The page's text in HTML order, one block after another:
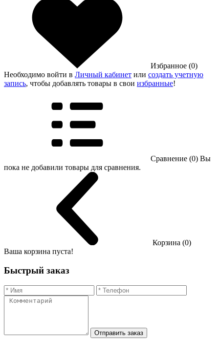
Избранное (0)
Необходимо войти в Личный кабинет или создать учетную
запись, чтобы добавлять товары в свои избранные!
Сравнение (0) Вы
пока не добавили товары для сравнения.
Корзина (0)
Ваша корзина пуста!
Быстрый заказ
Отправить заказ